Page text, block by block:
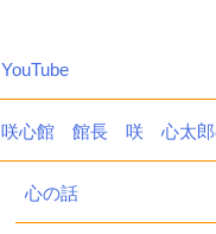
YouTube
咲心館 館長 咲 心太郎
心の話